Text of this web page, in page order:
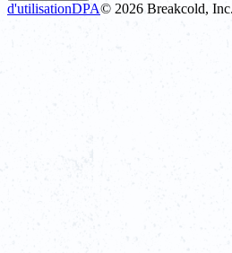
d'utilisationDPA© 2026 Breakcold, Inc.